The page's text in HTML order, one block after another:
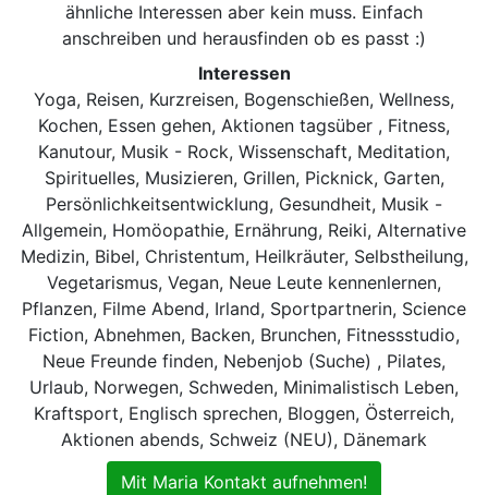
ähnliche Interessen aber kein muss. Einfach
anschreiben und herausfinden ob es passt :)
Interessen
Yoga, Reisen, Kurzreisen, Bogenschießen, Wellness,
Kochen, Essen gehen, Aktionen tagsüber , Fitness,
Kanutour, Musik - Rock, Wissenschaft, Meditation,
Spirituelles, Musizieren, Grillen, Picknick, Garten,
Persönlichkeitsentwicklung, Gesundheit, Musik -
Allgemein, Homöopathie, Ernährung, Reiki, Alternative
Medizin, Bibel, Christentum, Heilkräuter, Selbstheilung,
Vegetarismus, Vegan, Neue Leute kennenlernen,
Pflanzen, Filme Abend, Irland, Sportpartnerin, Science
Fiction, Abnehmen, Backen, Brunchen, Fitnessstudio,
Neue Freunde finden, Nebenjob (Suche) , Pilates,
Urlaub, Norwegen, Schweden, Minimalistisch Leben,
Kraftsport, Englisch sprechen, Bloggen, Österreich,
Aktionen abends, Schweiz (NEU), Dänemark
Mit Maria Kontakt aufnehmen!